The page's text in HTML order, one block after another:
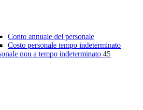
Conto annuale del personale
Costo personale tempo indeterminato
non a tempo indeterminato 45